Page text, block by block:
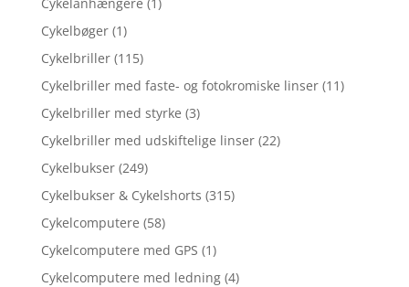
Cykelbøger (1)
Cykelbriller (115)
Cykelbriller med faste- og fotokromiske linser (11)
Cykelbriller med styrke (3)
Cykelbriller med udskiftelige linser (22)
Cykelbukser (249)
Cykelbukser & Cykelshorts (315)
Cykelcomputere (58)
Cykelcomputere med GPS (1)
Cykelcomputere med ledning (4)